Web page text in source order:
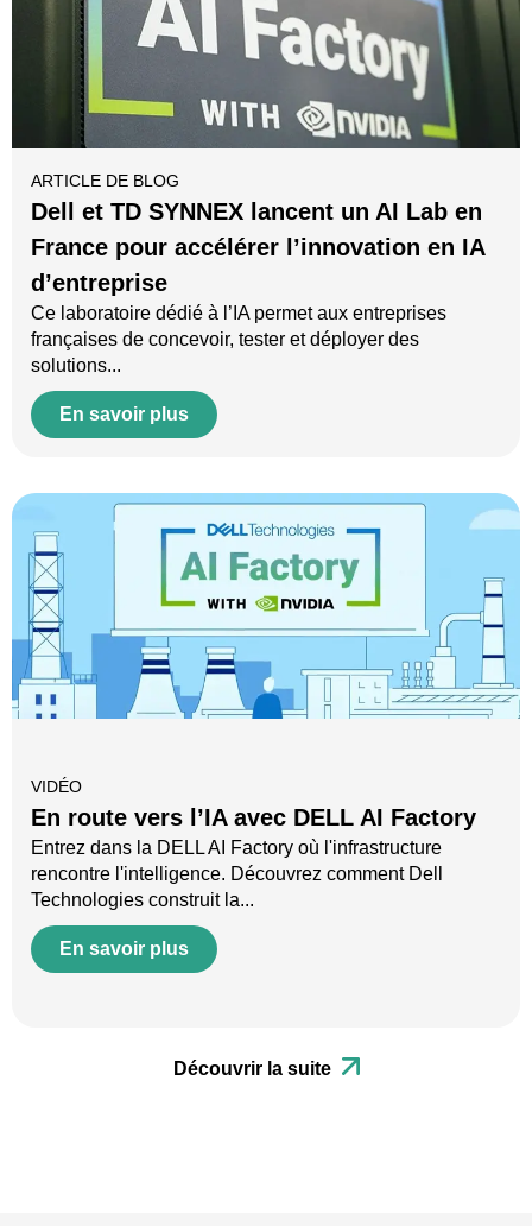
ARTICLE DE BLOG
Dell et TD SYNNEX lancent un AI Lab en
France pour accélérer l’innovation en IA
d’entreprise
Ce laboratoire dédié à l’IA permet aux entreprises
françaises de concevoir, tester et déployer des
solutions...
En savoir plus
VIDÉO
En route vers l’IA avec DELL AI Factory
Entrez dans la DELL AI Factory où l'infrastructure
rencontre l'intelligence. Découvrez comment Dell
Technologies construit la...
En savoir plus
Découvrir la suite